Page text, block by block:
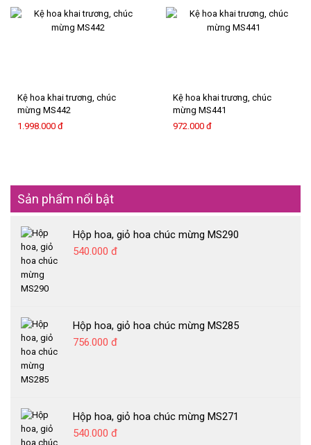
Kệ hoa khai trương, chúc
mừng MS442
1.998.000 đ
Kệ hoa khai trương, chúc
mừng MS441
972.000 đ
Sản phẩm nổi bật
Hộp hoa, giỏ hoa chúc mừng MS290
540.000 đ
Hộp hoa, giỏ hoa chúc mừng MS285
756.000 đ
Hộp hoa, giỏ hoa chúc mừng MS271
540.000 đ